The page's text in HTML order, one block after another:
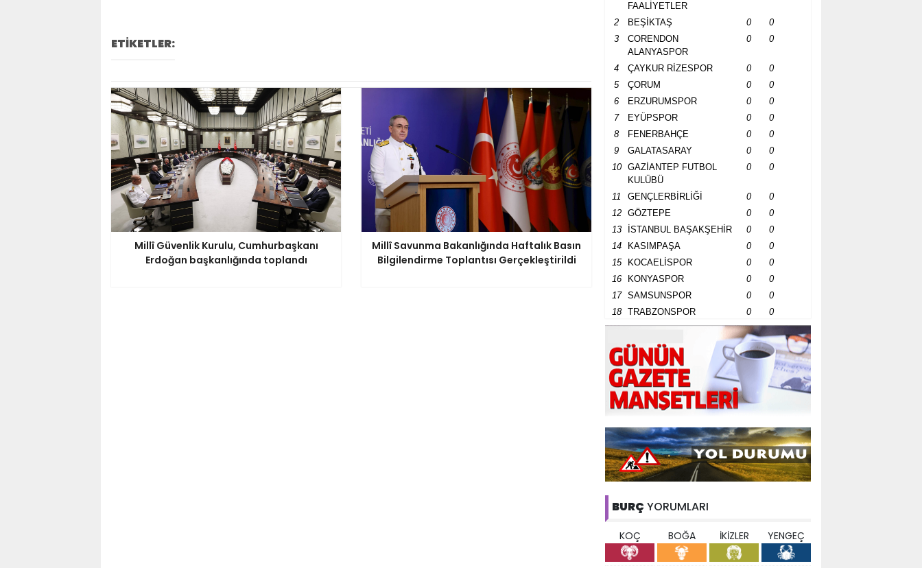
ETİKETLER:
Millî Güvenlik Kurulu, Cumhurbaşkanı
Erdoğan başkanlığında toplandı
Millî Savunma Bakanlığında Haftalık Basın
Bilgilendirme Toplantısı Gerçekleştirildi
FAALİYETLER
2 BEŞİKTAŞ 0
0
3
CORENDON
ALANYASPOR
0 0
4 ÇAYKUR RİZESPOR 0
0
5
ÇORUM 0
0
6
ERZURUMSPOR 0
0
7
EYÜPSPOR 0
0
8
FENERBAHÇE 0
0
9
GALATASARAY 0
0
10
GAZİANTEP FUTBOL
KULÜBÜ
0 0
11 GENÇLERBİRLİĞİ 0
0
12
GÖZTEPE 0
0
13
İSTANBUL BAŞAKŞEHİR 0
0
14
KASIMPAŞA 0
0
15
KOCAELİSPOR 0
0
16
KONYASPOR 0
0
17
SAMSUNSPOR 0
0
18
TRABZONSPOR 0 0
BURÇ YORUMLARI
KOÇ BOĞA İKİZLER YENGEÇ